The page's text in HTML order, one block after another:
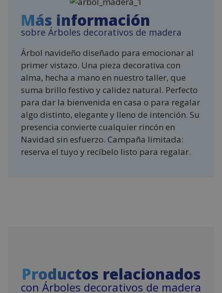
Más información
sobre Árboles decorativos de madera
Árbol navideño diseñado para emocionar al
primer vistazo. Una pieza decorativa con
alma, hecha a mano en nuestro taller, que
suma brillo festivo y calidez natural. Perfecto
para dar la bienvenida en casa o para regalar
algo distinto, elegante y lleno de intención. Su
presencia convierte cualquier rincón en
Navidad sin esfuerzo. Campaña limitada:
reserva el tuyo y recíbelo listo para regalar.
Productos relacionados
con Árboles decorativos de madera